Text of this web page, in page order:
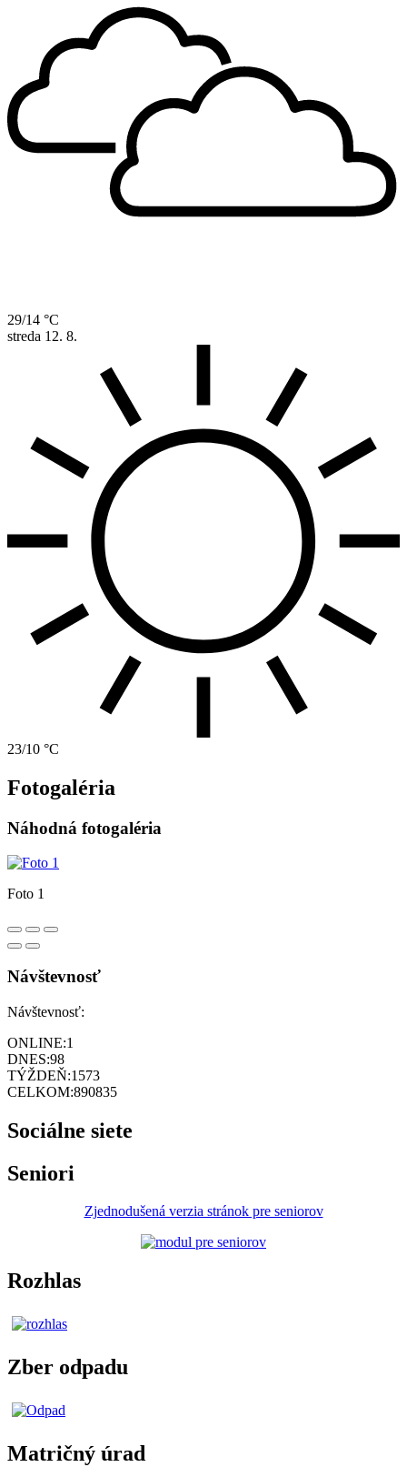
29/14 °C
streda 12. 8.
23/10 °C
Fotogaléria
Náhodná fotogaléria
Foto 1
Návštevnosť
Návštevnosť:
ONLINE:1
DNES:98
TÝŽDEŇ:1573
CELKOM:890835
Sociálne siete
Seniori
Zjednodušená verzia stránok pre seniorov
Rozhlas
Zber odpadu
Matričný úrad